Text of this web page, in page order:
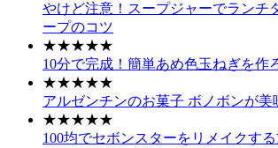
やけど注意！スープジャーでランチ
ープのコツ
★★★★★
10分で完成！簡単あめ色玉ねぎを作
★★★★★
アルゼンチンのお菓子 ボノボンが美
★★★★★
100均でセボンスターをリメイクす